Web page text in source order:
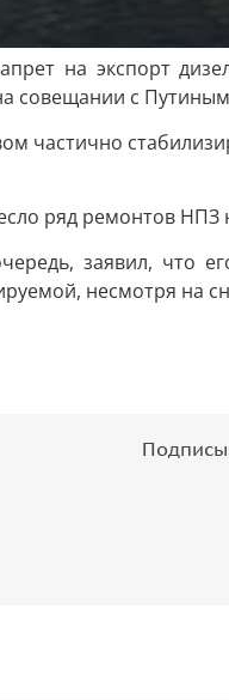
на экспорт
совещании с
частично
ряд ремонтов
заявил, что
несмотря на